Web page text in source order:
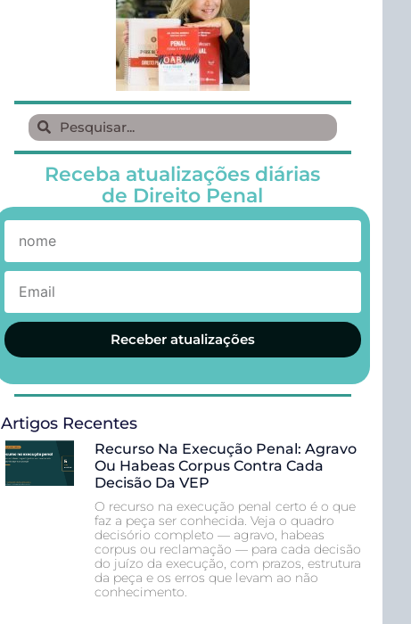
Receba atualizações diárias
de Direito Penal
Receber atualizações
Artigos Recentes
Recurso Na Execução Penal: Agravo
Ou Habeas Corpus Contra Cada
Decisão Da VEP
O recurso na execução penal certo é o que
faz a peça ser conhecida. Veja o quadro
decisório completo — agravo, habeas
corpus ou reclamação — para cada decisão
do juízo da execução, com prazos, estrutura
da peça e os erros que levam ao não
conhecimento.